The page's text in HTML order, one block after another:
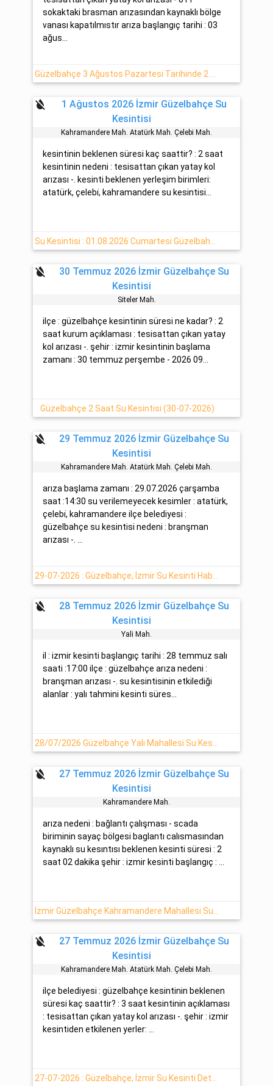
sokaktaki brasman arızasından kaynaklı bölge
vanası kapatılmıstır arıza başlangıç tarihi : 03
ağus...
format_color_reset
1 Ağustos 2026 İzmir Güzelbahçe Su
Kesintisi
Kahramandere Mah. Atatürk Mah. Çelebi̇ Mah.
kesintinin beklenen süresi kaç saattir? : 2 saat
kesintinin nedeni : tesisattan çıkan yatay kol
arızası -. kesinti beklenen yerleşim birimleri:
atatürk, çelebi̇, kahramandere su kesintisi...
format_color_reset
30 Temmuz 2026 İzmir Güzelbahçe Su
Kesintisi
Si̇teler Mah.
ilçe : güzelbahçe kesintinin süresi ne kadar? : 2
saat kurum açıklaması : tesisattan çıkan yatay
kol arızası -. şehir : izmir kesintinin başlama
zamanı : 30 temmuz perşembe - 2026 09...
Güzelbahçe 2 Saat Su Kesintisi (30-07-2026)
format_color_reset
29 Temmuz 2026 İzmir Güzelbahçe Su
Kesintisi
Kahramandere Mah. Atatürk Mah. Çelebi̇ Mah.
arıza başlama zamanı : 29.07.2026 çarşamba
saat :14:30 su verilemeyecek kesimler : atatürk,
çelebi̇, kahramandere ilçe belediyesi :
güzelbahçe su kesintisi nedeni : branşman
arızası -. ...
format_color_reset
28 Temmuz 2026 İzmir Güzelbahçe Su
Kesintisi
Yali Mah.
il : izmir kesinti başlangıç tarihi : 28 temmuz salı
saati :17:00 ilçe : güzelbahçe arıza nedeni :
branşman arızası -. su kesintisinin etkilediği
alanlar : yalı tahmini kesinti süres...
format_color_reset
27 Temmuz 2026 İzmir Güzelbahçe Su
Kesintisi
Kahramandere Mah.
arıza nedeni : bağlantı çalışması - scada
biriminin sayaç bölgesi baglantı calısmasından
kaynaklı su kesıntısı beklenen kesinti süresi : 2
saat 02 dakika şehir : izmir kesinti başlangıç : ...
format_color_reset
27 Temmuz 2026 İzmir Güzelbahçe Su
Kesintisi
Kahramandere Mah. Atatürk Mah. Çelebi̇ Mah.
ilçe belediyesi : güzelbahçe kesintinin beklenen
süresi kaç saattir? : 3 saat kesintinin açıklaması
: tesisattan çıkan yatay kol arızası -. şehir : izmir
kesintiden etkilenen yerler: ...